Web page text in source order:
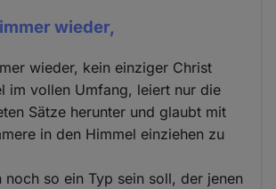
wieder,
wieder, kein einziger Christ
im vollen Umfang, leiert nur die
Sätze herunter und glaubt mit
in den Himmel einziehen zu
noch so ein Typ sein soll, der jenen